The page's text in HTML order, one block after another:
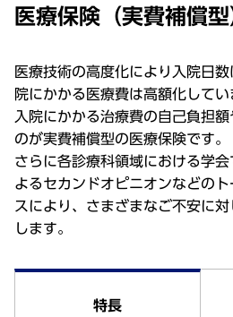
医療保険（実費補償型
医療技術の高度化により入院日
院にかかる医療費は高額化してい
入院にかかる治療費の自己負担
のが実費補償型の医療保険です。
さらに各診療科領域における学
よるセカンドオピニオンなどの
スにより、さまざまなご不安に
します。
特長